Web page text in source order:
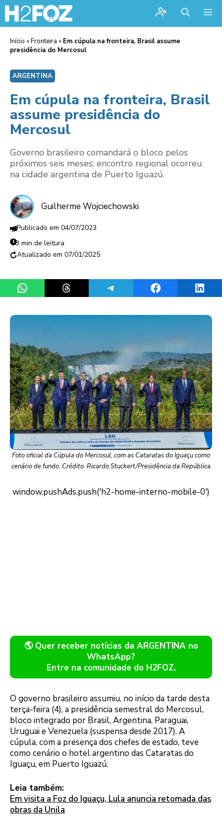
Início »Fronteira » Em cúpula na fronteira, Brasil assume
presidência do Mercosul
ARGENTINA
Em cúpula na fronteira, Brasil
assume presidência do
Mercosul
Governo brasileiro comandará o bloco pelos
próximos seis meses; encontro regional ocorreu
na cidade argentina de Puerto Iguazú.
Guilherme Wojciechowski
04/07/2023
3 min de leitura
07/01/2025
Share on WhatsAppShare on ThreadsShare on TelegramShare on Facebook
Foto oficial da Cúpula do Mercosul, com as Cataratas do Iguaçu como
cenário de fundo. Crédito: Ricardo Stuckert/Presidência da República
🌎 Quer receber notícias da ARGENTINA no
WhatsApp?
Entre na comunidade do H2FOZ.
O governo brasileiro assumiu, no início da tarde desta
terça-feira (4), a presidência semestral do Mercosul,
bloco integrado por Brasil, Argentina, Paraguai,
Uruguai e Venezuela (suspensa desde 2017). A
cúpula, com a presença dos chefes de estado, teve
como cenário o hotel argentino das Cataratas do
Iguaçu, em Puerto Iguazú.
Leia também:
Em visita a Foz do Iguaçu, Lula anuncia retomada das
obras da Unila